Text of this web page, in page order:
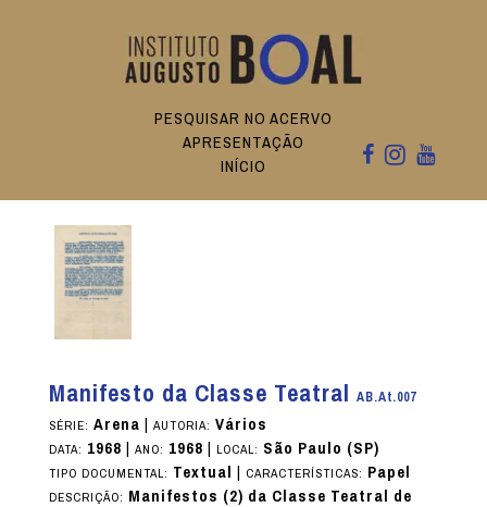
PESQUISAR NO ACERVO
APRESENTAÇÃO
INÍCIO
Manifesto da Classe Teatral AB.At.007
SÉRIE: Arena| AUTORIA: Vários
DATA: 1968| ANO: 1968| LOCAL: São Paulo (SP)
TIPO DOCUMENTAL: Textual | CARACTERÍSTICAS: Papel
DESCRIÇÃO: Manifestos (2) da Classe Teatral de